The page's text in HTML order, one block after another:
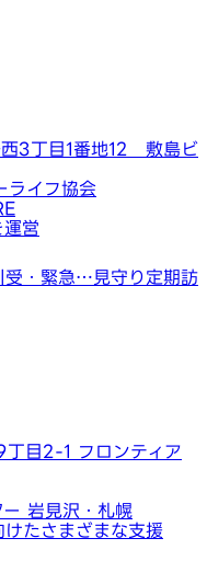
3丁目1番地12 敷島ビ
ライフ協会
営
受・緊急…見守り定期訪
丁目2-1 フロンティア
岩見沢・札幌
たさまざまな支援